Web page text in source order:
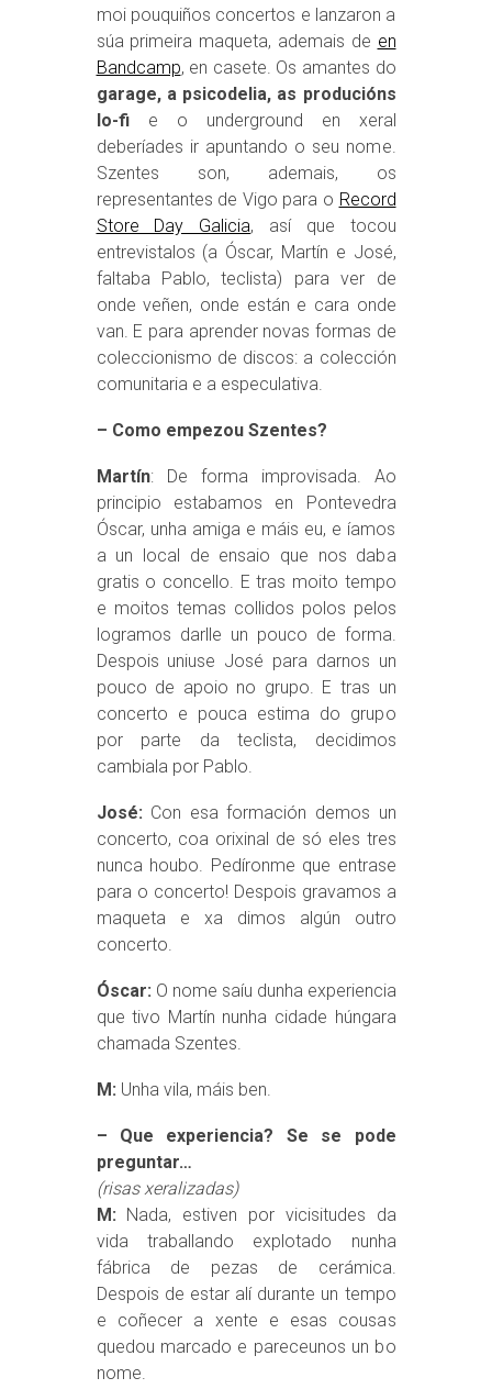
moi pouquiños concertos e lanzaron a
súa primeira maqueta, ademais de en
Bandcamp, en casete. Os amantes do
garage, a psicodelia, as producións
lo-fie o underground en xeral
deberíades ir apuntando o seu nome.
Szentes son, ademais, os
representantes de Vigo para o Record
Store Day Galicia, así que tocou
entrevistalos (a Óscar, Martín e José,
faltaba Pablo, teclista) para ver de
onde veñen, onde están e cara onde
van. E para aprender novas formas de
coleccionismo de discos: a colección
comunitaria e a especulativa.
– Como empezou Szentes?
Martín: De forma improvisada. Ao
principio estabamos en Pontevedra
Óscar, unha amiga e máis eu, e íamos
a un local de ensaio que nos daba
gratis o concello. E tras moito tempo
e moitos temas collidos polos pelos
logramos darlle un pouco de forma.
Despois uniuse José para darnos un
pouco de apoio no grupo. E tras un
concerto e pouca estima do grupo
por parte da teclista, decidimos
cambiala por Pablo.
José: Con esa formación demos un
concerto, coa orixinal de só eles tres
nunca houbo. Pedíronme que entrase
para o concerto! Despois gravamos a
maqueta e xa dimos algún outro
concerto.
Óscar: O nome saíu dunha experiencia
que tivo Martín nunha cidade húngara
chamada Szentes.
M: Unha vila, máis ben.
– Que experiencia? Se se pode
preguntar…
(risas xeralizadas)
M: Nada, estiven por vicisitudes da
vida traballando explotado nunha
fábrica de pezas de cerámica.
Despois de estar alí durante un tempo
e coñecer a xente e esas cousas
quedou marcado e pareceunos un bo
nome.